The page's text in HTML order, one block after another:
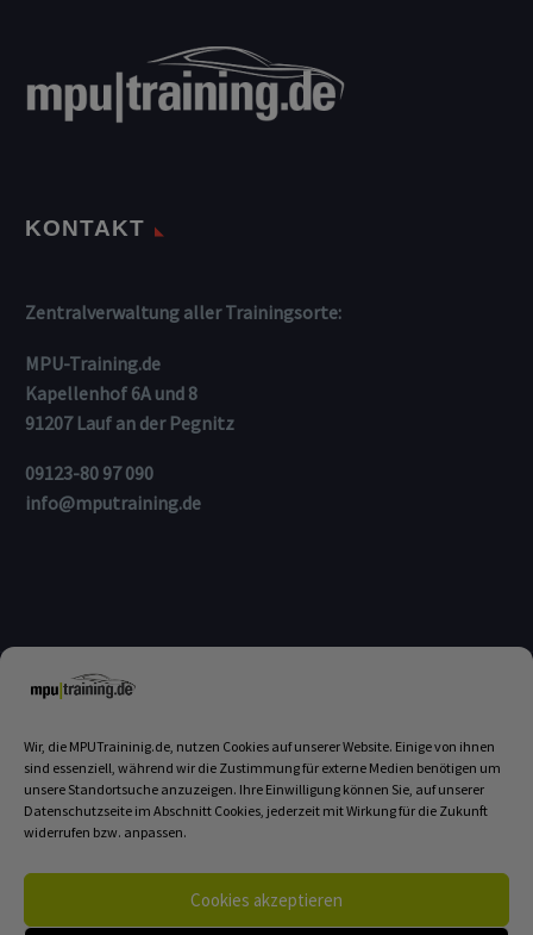
Wir, die MPUTraininig.de, nutzen Cookies auf unserer Website. Einige von ihnen
sind essenziell, während wir die Zustimmung für externe Medien benötigen um
unsere Standortsuche anzuzeigen. Ihre Einwilligung können Sie, auf unserer
Datenschutzseite im Abschnitt Cookies, jederzeit mit Wirkung für die Zukunft
widerrufen bzw. anpassen.
Cookies akzeptieren
KONTAKT
Zentralverwaltung aller Trainingsorte:
MPU-Training.de
Kapellenhof 6A und 8
91207 Lauf an der Pegnitz
09123-80 97 090
info@mputraining.de
Login Kontakt Haftungsausschluss
Antigewalttherapie.de Cookie-Richtlinie (EU)